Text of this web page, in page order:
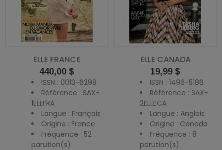
ELLE FRANCE
Prix
440,00 $
ISSN : 0013-6298
Référence : SAX-
1ELLFRA
Langue : Français
Origine : France
Fréquence : 52
parution(s)
ELLE CANADA
Prix
19,99 $
ISSN : 1496-5186
Référence : SAX-
2ELLECA
Langue : Anglais
Origine : Canada
Fréquence : 8
parution(s)